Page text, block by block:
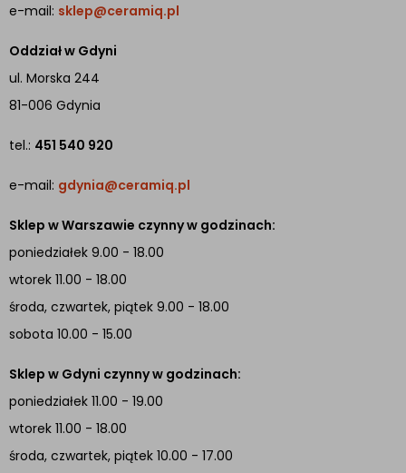
e-mail: sklep@ceramiq.pl
Oddział w Gdyni
ul. Morska 244
81-006 Gdynia
tel.: 451 540 920
e-mail: gdynia@ceramiq.pl
Sklep w Warszawie czynny w godzinach:
poniedziałek 9.00 - 18.00
wtorek 11.00 - 18.00
środa, czwartek, piątek 9.00 - 18.00
sobota 10.00 - 15.00
Sklep w Gdyni czynny w godzinach:
poniedziałek 11.00 - 19.00
wtorek 11.00 - 18.00
środa, czwartek, piątek 10.00 - 17.00